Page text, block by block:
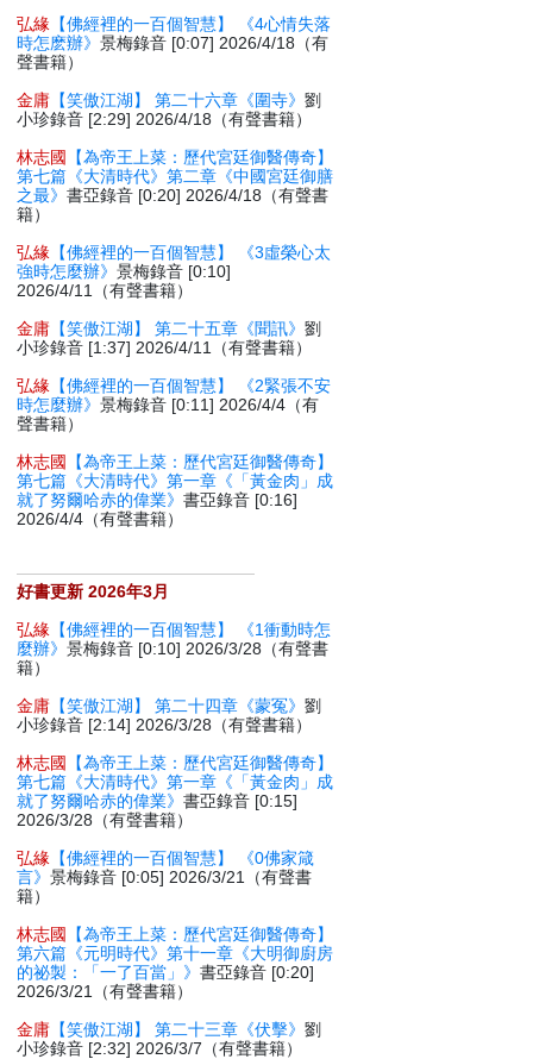
弘緣 【佛經裡的一百個智慧】 《4心情失落
時怎麽辦》景梅錄音 [0:07] 2026/4/18（有
聲書籍）
金庸 【笑傲江湖】 第二十六章《圍寺》劉
小珍錄音 [2:29] 2026/4/18（有聲書籍）
林志國
【為帝王上菜：歷代宮廷御醫傳奇】
第七篇《大清時代》第二章《中國宮廷御膳
之最》書亞錄音 [0:20] 2026/4/18（有聲書
籍）
弘緣 【佛經裡的一百個智慧】 《3虛榮心太
強時怎麼辦》景梅錄音 [0:10]
2026/4/11（有聲書籍）
金庸 【笑傲江湖】 第二十五章《聞訊》劉
小珍錄音 [1:37] 2026/4/11（有聲書籍）
弘緣 【佛經裡的一百個智慧】 《2緊張不安
時怎麼辦》景梅錄音 [0:11] 2026/4/4（有
聲書籍）
林志國
【為帝王上菜：歷代宮廷御醫傳奇】
第七篇《大清時代》第一章《「黃金肉」成
就了努爾哈赤的偉業》書亞錄音 [0:16]
2026/4/4（有聲書籍）
好書更新 2026年3月
弘緣 【佛經裡的一百個智慧】 《1衝動時怎
麼辦》景梅錄音 [0:10] 2026/3/28（有聲書
籍）
金庸 【笑傲江湖】 第二十四章《蒙冤》劉
小珍錄音 [2:14] 2026/3/28（有聲書籍）
林志國
【為帝王上菜：歷代宮廷御醫傳奇】
第七篇《大清時代》第一章《「黃金肉」成
就了努爾哈赤的偉業》書亞錄音 [0:15]
2026/3/28（有聲書籍）
弘緣 【佛經裡的一百個智慧】 《0佛家箴
言》景梅錄音 [0:05] 2026/3/21（有聲書
籍）
林志國
【為帝王上菜：歷代宮廷御醫傳奇】
第六篇《元明時代》第十一章《大明御廚房
的祕製：「一了百當」》書亞錄音 [0:20]
2026/3/21（有聲書籍）
金庸 【笑傲江湖】 第二十三章《伏擊》劉
小珍錄音 [2:32] 2026/3/7（有聲書籍）